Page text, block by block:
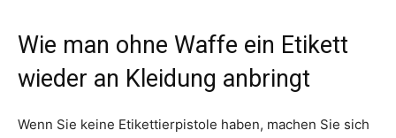
Wie man ohne Waffe ein Etikett
wieder an Kleidung anbringt
Wenn Sie keine Etikettierpistole haben, machen Sie sich